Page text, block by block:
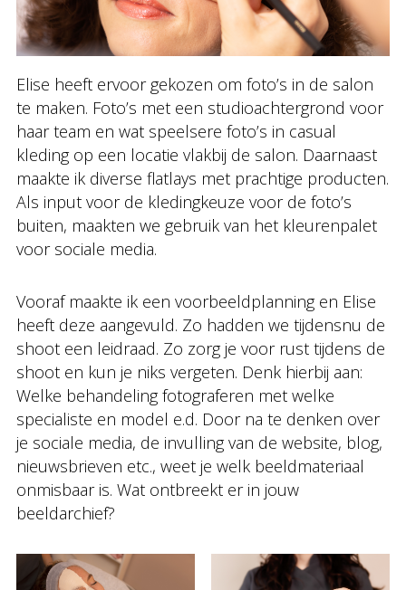
Elise heeft ervoor gekozen om foto’s in de salon
te maken. Foto’s met een studioachtergrond voor
haar team en wat speelsere foto’s in casual
kleding op een locatie vlakbij de salon. Daarnaast
maakte ik diverse flatlays met prachtige producten.
Als input voor de kledingkeuze voor de foto’s
buiten, maakten we gebruik van het kleurenpalet
voor sociale media.
Vooraf maakte ik een voorbeeldplanning en Elise
heeft deze aangevuld. Zo hadden we tijdensnu de
shoot een leidraad. Zo zorg je voor rust tijdens de
shoot en kun je niks vergeten. Denk hierbij aan:
Welke behandeling fotograferen met welke
specialiste en model e.d. Door na te denken over
je sociale media, de invulling van de website, blog,
nieuwsbrieven etc., weet je welk beeldmateriaal
onmisbaar is. Wat ontbreekt er in jouw
beeldarchief?